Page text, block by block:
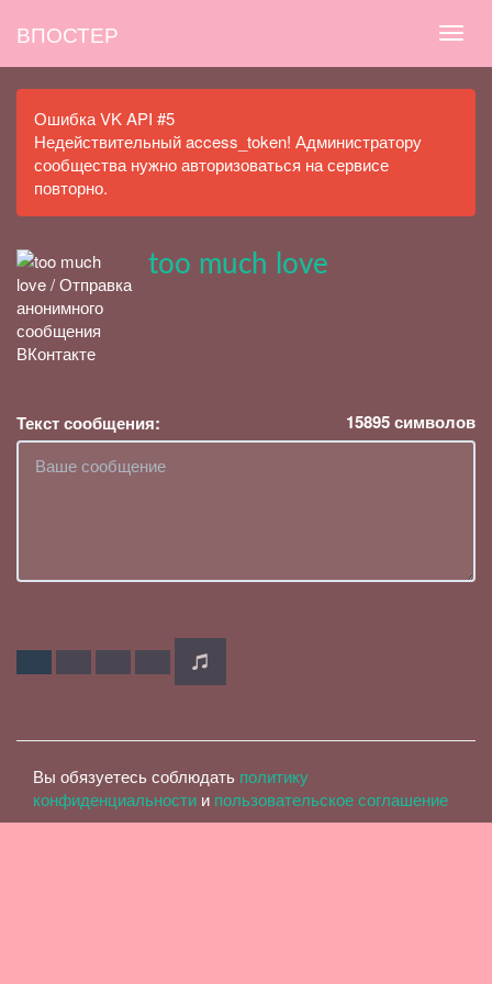
ВПОСТЕР
Ошибка VK API #5
Недействительный access_token! Администратору
сообщества нужно авторизоваться на сервисе
повторно.
too much love
Текст сообщения: 15895символов
Вы обязуетесь соблюдать политику
конфиденциальности и пользовательское соглашение